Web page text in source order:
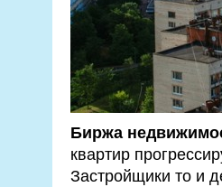
Биржа
квартир
Застройщики то и